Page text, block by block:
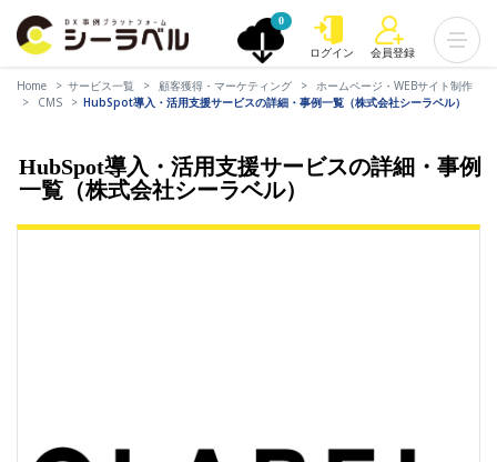
0
ログイン 会員登録
Home サービス一覧 顧客獲得・マーケティング
ホームページ・WEBサイト制作
CMS
HubSpot導入・活用支援サービスの詳細・事例一覧（株式会社シーラベル）
HubSpot導入・活用支援サービスの詳細・事例
一覧（株式会社シーラベル）